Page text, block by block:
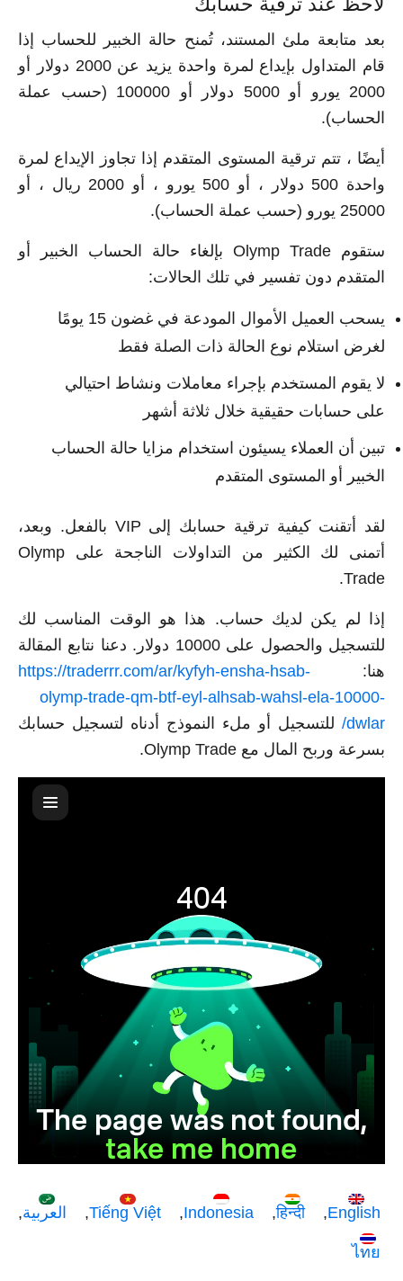
بعد متابعة ملئ المستند، تُمنح حالة الخبير للحساب إذا
قام المتداول بإيداع لمرة واحدة يزيد عن 2000 دولار أو
2000 يورو أو 5000 دولار أو 100000 (حسب عملة
الحساب).
أيضًا ، تتم ترقية المستوى المتقدم إذا تجاوز الإيداع لمرة
واحدة 500 دولار ، أو 500 يورو ، أو 2000 ريال ، أو
25000 يورو (حسب عملة الحساب).
ستقوم Olymp Trade بإلغاء حالة الحساب الخبير أو
المتقدم دون تفسير في تلك الحالات:
يسحب العميل الأموال المودعة في غضون 15 يومًا
لغرض استلام نوع الحالة ذات الصلة فقط
لا يقوم المستخدم بإجراء معاملات ونشاط احتيالي
على حسابات حقيقية خلال ثلاثة أشهر
تبين أن العملاء يسيئون استخدام مزايا حالة الحساب
الخبير أو المستوى المتقدم
لقد أتقنت كيفية ترقية حسابك إلى VIP بالفعل. وبعد،
أتمنى لك الكثير من التداولات الناجحة على Olymp
Trade.
إذا لم يكن لديك حساب. هذا هو الوقت المناسب لك
للتسجيل والحصول على 10000 دولار. دعنا نتابع المقالة
هنا: https://traderrr.com/ar/kyfyh-ensha-hsab-
olymp-trade-qm-btf-eyl-alhsab-wahsl-ela-10000-
dwlar/
للتسجيل أو ملء النموذج أدناه لتسجيل حسابك
بسرعة وربح المال مع Olymp Trade.
English
हिन्दी
Indonesia
Tiếng Việt العربية
ไทย